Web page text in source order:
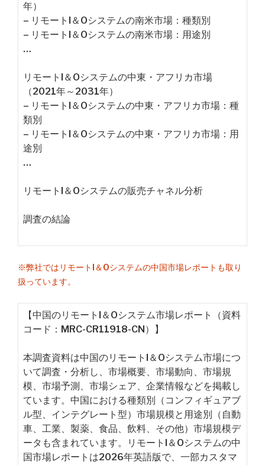
年）
– リモートI＆Oシステムの南米市場：種類別
– リモートI＆Oシステムの南米市場：用途別
…
リモートI＆Oシステムの中東・アフリカ市場
（2021年～2031年）
– リモートI＆Oシステムの中東・アフリカ市場：種
類別
– リモートI＆Oシステムの中東・アフリカ市場：用
途別
…
リモートI＆Oシステムの販売チャネル分析
調査の結論
※弊社ではリモートI＆Oシステムの中国市場レポートも取り
扱っています。
【中国のリモートI＆Oシステム市場レポート（資料
コード：MRC-CR11918-CN）】
本調査資料は中国のリモートI＆Oシステム市場につ
いて調査・分析し、市場概要、市場動向、市場規
模、市場予測、市場シェア、企業情報などを掲載し
ています。中国における種類別（コンフィギュアブ
ル型、インテグレート型）市場規模と用途別（自動
車、工業、製薬、食品、飲料、その他）市場規模デ
ータも含まれています。リモートI＆Oシステムの中
国市場レポートは2026年英語版で、一部カスタマ